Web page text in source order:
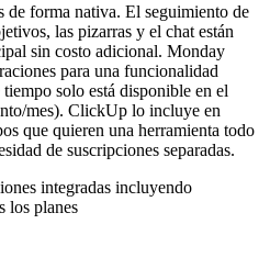
forma nativa. El seguimiento de
las pizarras y el chat están
sin costo adicional. Monday
para una funcionalidad
solo está disponible en el
mes). ClickUp lo incluye en
que quieren una herramienta todo
de suscripciones separadas.
integradas incluyendo
los planes